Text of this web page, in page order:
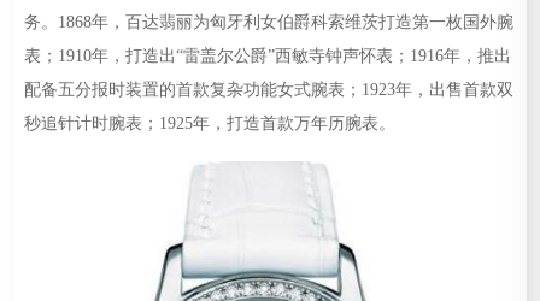
务。1868年，百达翡丽为匈牙利女伯爵科索维茨打造第一枚国外腕
表；1910年，打造出“雷盖尔公爵”西敏寺钟声怀表；1916年，推出
配备五分报时装置的首款复杂功能女式腕表；1923年，出售首款双
秒追针计时腕表；1925年，打造首款万年历腕表。